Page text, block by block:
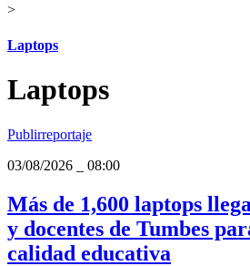
>
Laptops
Laptops
Publirreportaje
03/08/2026
08:00
Más de 1,600 laptops
y docentes de Tumbes
calidad educativa